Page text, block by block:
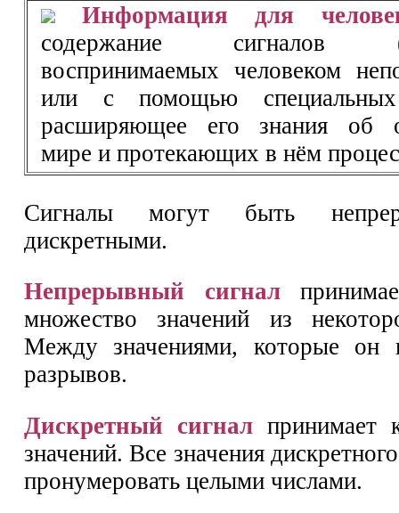
Информация для
содержание сигналов
воспринимаемых человеком
или с помощью специальных
расширяющее его знания об
мире и протекающих в нём
Сигналы могут быть
дискретными.
Непрерывный сигнал
множество значений из
Между значениями, которые он
разрывов.
Дискретный сигнал принимает
значений. Все значения
пронумеровать целыми числами.